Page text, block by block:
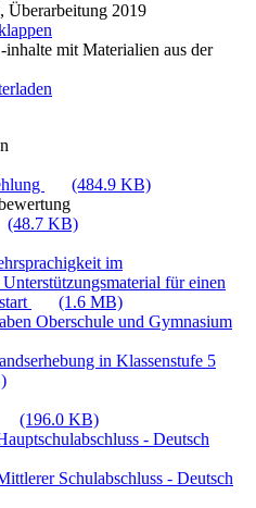
Überarbeitung 2019
mit Materialien aus der
(484.9 KB)
(48.7 KB)
im
für einen
(1.6 MB)
Oberschule und Gymnasium
in Klassenstufe 5
(196.0 KB)
- Deutsch
Schulabschluss - Deutsch